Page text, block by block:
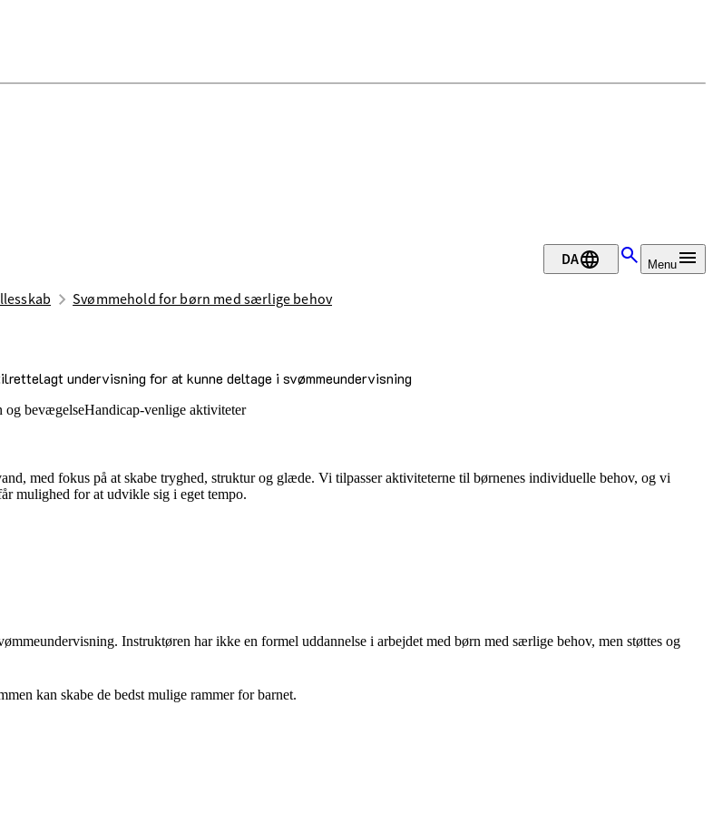
DA Menu
Svømmehold for børn med særlige behov
undervisning for at kunne deltage i svømmeundervisning
og bevægelseHandicap-venlige aktiviteter
med fokus på at skabe tryghed, struktur og glæde. Vi tilpasser aktiviteterne til børnenes individuelle behov, og vi
mulighed for at udvikle sig i eget tempo.
Instruktøren har ikke en formel uddannelse i arbejdet med børn med særlige behov, men støttes og
kan skabe de bedst mulige rammer for barnet.